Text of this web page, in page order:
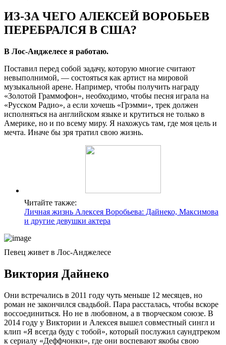
ИЗ-ЗА ЧЕГО АЛЕКСЕЙ ВОРОБЬЕВ
ПЕРЕБРАЛСЯ В США?
В Лос-Анджелесе я работаю.
Поставил перед собой задачу, которую многие считают
невыполнимой, — состояться как артист на мировой
музыкальной арене. Например, чтобы получить награду
«Золотой Граммофон», необходимо, чтобы песня играла на
«Русском Радио», а если хочешь «Грэмми», трек должен
исполняться на английском языке и крутиться не только в
Америке, но и по всему миру. Я нахожусь там, где моя цель и
мечта. Иначе бы зря тратил свою жизнь.
Читайте также:
Личная жизнь Алексея Воробьева: Дайнеко, Максимова
и другие девушки актера
Певец живет в Лос-Анджелесе
Виктория Дайнеко
Они встречались в 2011 году чуть меньше 12 месяцев, но
роман не закончился свадьбой. Пара рассталась, чтобы вскоре
воссоединиться. Но не в любовном, а в творческом союзе. В
2014 году у Виктории и Алексея вышел совместный сингл и
клип «Я всегда буду с тобой», который послужил саундтреком
к сериалу «Деффчонки», где они воспевают якобы свою